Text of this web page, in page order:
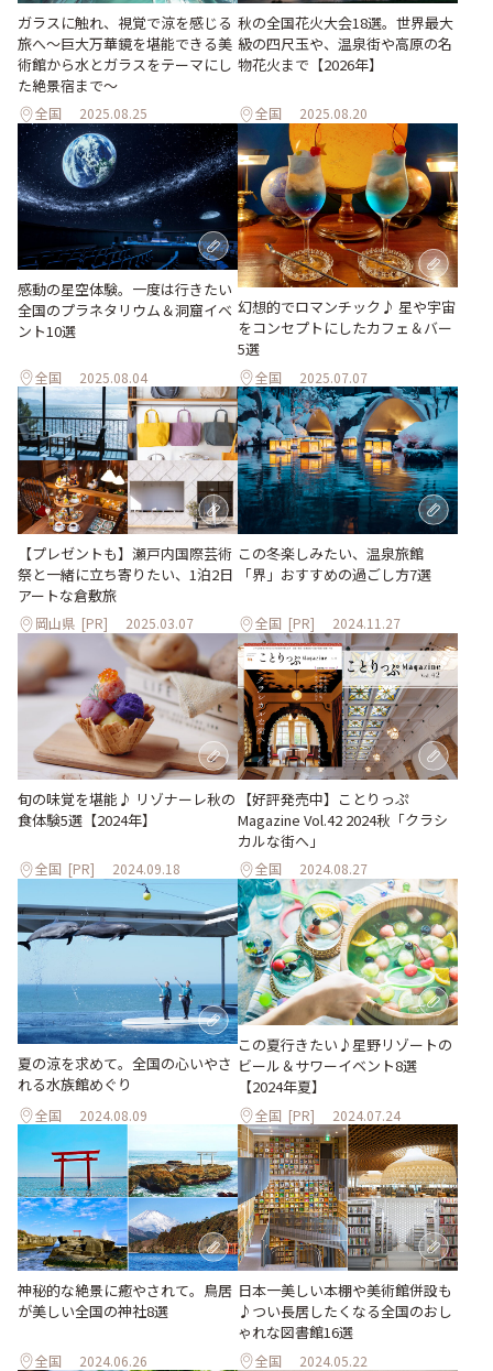
ガラスに触れ、視覚で涼を感じる
旅へ～巨大万華鏡を堪能できる美
術館から水とガラスをテーマにし
た絶景宿まで～
全国 2025.08.25
秋の全国花火大会18選。世界最大
級の四尺玉や、温泉街や高原の名
物花火まで【2026年】
全国 2025.08.20
感動の星空体験。一度は行きたい
全国のプラネタリウム＆洞窟イベ
ント10選
全国 2025.08.04
幻想的でロマンチック♪ 星や宇宙
をコンセプトにしたカフェ＆バー
5選
全国 2025.07.07
【プレゼントも】瀬戸内国際芸術
祭と一緒に立ち寄りたい、1泊2日
アートな倉敷旅
岡山県 [PR] 2025.03.07
この冬楽しみたい、温泉旅館
「界」おすすめの過ごし方7選
全国 [PR] 2024.11.27
旬の味覚を堪能♪ リゾナーレ秋の
食体験5選【2024年】
全国 [PR] 2024.09.18
【好評発売中】ことりっぷ
Magazine Vol.42 2024秋「クラシ
カルな街へ」
全国 2024.08.27
夏の涼を求めて。全国の心いやさ
れる水族館めぐり
全国 2024.08.09
この夏行きたい♪星野リゾートの
ビール＆サワーイベント8選
【2024年夏】
全国 [PR] 2024.07.24
神秘的な絶景に癒やされて。鳥居
が美しい全国の神社8選
全国 2024.06.26
日本一美しい本棚や美術館併設も
♪つい長居したくなる全国のおし
ゃれな図書館16選
全国 2024.05.22